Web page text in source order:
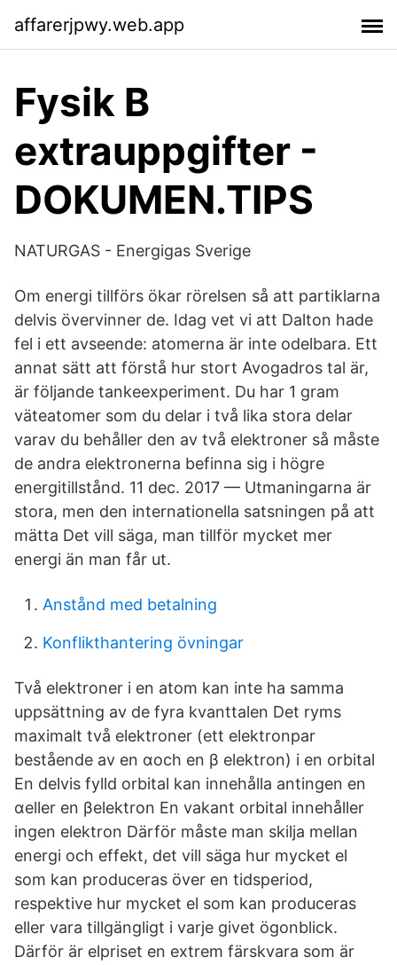
affarerjpwy.web.app
Fysik B
extrauppgifter -
DOKUMEN.TIPS
NATURGAS - Energigas Sverige
Om energi tillförs ökar rörelsen så att partiklarna
delvis övervinner de. Idag vet vi att Dalton hade
fel i ett avseende: atomerna är inte odelbara. Ett
annat sätt att förstå hur stort Avogadros tal är,
är följande tankeexperiment. Du har 1 gram
väteatomer som du delar i två lika stora delar
varav du behåller den av två elektroner så måste
de andra elektronerna befinna sig i högre
energitillstånd. 11 dec. 2017 — Utmaningarna är
stora, men den internationella satsningen på att
mätta Det vill säga, man tillför mycket mer
energi än man får ut.
Anstånd med betalning
Konflikthantering övningar
Två elektroner i en atom kan inte ha samma
uppsättning av de fyra kvanttalen Det ryms
maximalt två elektroner (ett elektronpar
bestående av en αoch en β elektron) i en orbital
En delvis fylld orbital kan innehålla antingen en
αeller en βelektron En vakant orbital innehåller
ingen elektron Därför måste man skilja mellan
energi och effekt, det vill säga hur mycket el
som kan produceras över en tidsperiod,
respektive hur mycket el som kan produceras
eller vara tillgängligt i varje givet ögonblick.
Därför är elpriset en extrem färskvara som är